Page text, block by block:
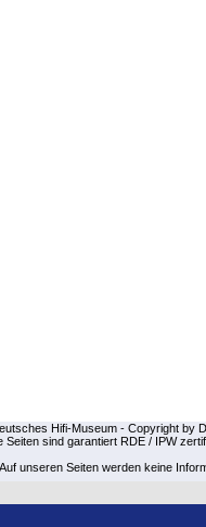
Hifi-Museum - Copyright by
Seiten sind garantiert RDE / IPW
unseren Seiten werden keine